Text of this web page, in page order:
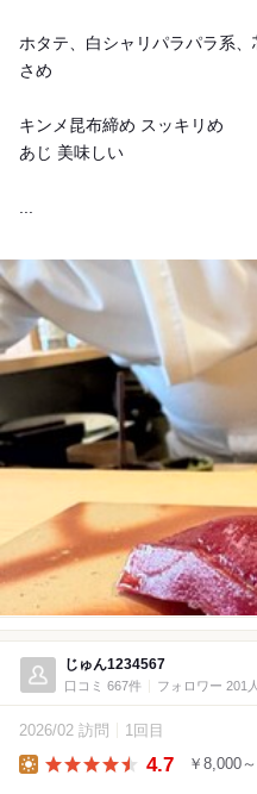
ホタテ、白シャリパラパラ系
さめ
キンメ昆布締め スッキリめ
あじ 美味しい
じゅん1234567
口コミ 667件 フォロワー 201人
2026/02 訪問 1回目
4.7 ￥8,000